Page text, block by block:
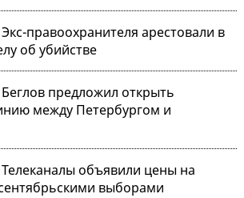
Экс-правоохранителя арестовали в
об убийстве
Беглов предложил открыть
между Петербургом и
Телеканалы объявили цены на
выборами